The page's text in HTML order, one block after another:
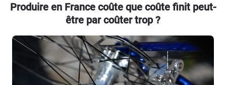
Produire en France coûte que coûte finit peut-
être par coûter trop ?